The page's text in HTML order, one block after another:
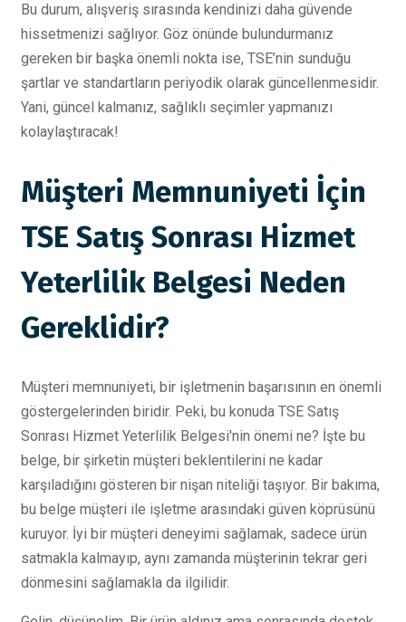
Bu durum, alışveriş sırasında kendinizi daha güvende
hissetmenizi sağlıyor. Göz önünde bulundurmanız
gereken bir başka önemli nokta ise, TSE’nin sunduğu
şartlar ve standartların periyodik olarak güncellenmesidir.
Yani, güncel kalmanız, sağlıklı seçimler yapmanızı
kolaylaştıracak!
Müşteri Memnuniyeti İçin
TSE Satış Sonrası Hizmet
Yeterlilik Belgesi Neden
Gereklidir?
Müşteri memnuniyeti, bir işletmenin başarısının en önemli
göstergelerinden biridir. Peki, bu konuda TSE Satış
Sonrası Hizmet Yeterlilik Belgesi'nin önemi ne? İşte bu
belge, bir şirketin müşteri beklentilerini ne kadar
karşıladığını gösteren bir nişan niteliği taşıyor. Bir bakıma,
bu belge müşteri ile işletme arasındaki güven köprüsünü
kuruyor. İyi bir müşteri deneyimi sağlamak, sadece ürün
satmakla kalmayıp, aynı zamanda müşterinin tekrar geri
dönmesini sağlamakla da ilgilidir.